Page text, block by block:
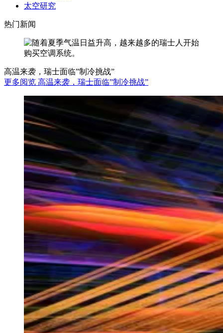
太空研究
热门新闻
高温来袭，瑞士面临”制冷挑战”
更多阅览 高温来袭，瑞士面临”制冷挑战”